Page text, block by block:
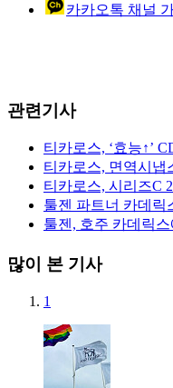
카카오톡 채널
관련기사
티카로스, ‘효능↑’
티카로스, 면역시냅
티카로스, 시리즈C
툴젠 파트너 카데릭
툴젠, 호주 카데릭스
많이 본 기사
1